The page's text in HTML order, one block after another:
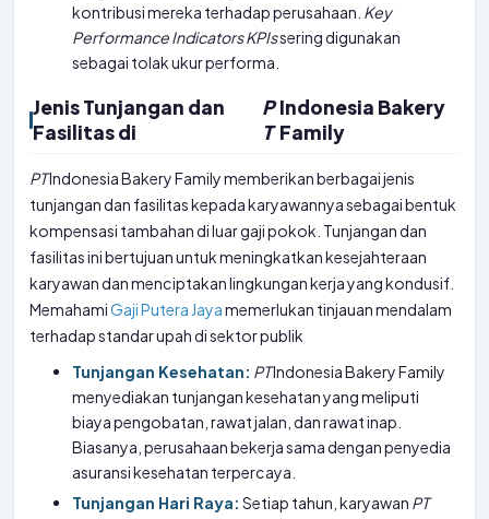
kontribusi mereka terhadap perusahaan. Key
Performance IndicatorsKPIssering digunakan
sebagai tolak ukur performa.
Jenis Tunjangan dan
Fasilitas di
P
T
Indonesia Bakery
Family
PTIndonesia Bakery Family memberikan berbagai jenis
tunjangan dan fasilitas kepada karyawannya sebagai bentuk
kompensasi tambahan di luar gaji pokok. Tunjangan dan
fasilitas ini bertujuan untuk meningkatkan kesejahteraan
karyawan dan menciptakan lingkungan kerja yang kondusif.
MemahamiGaji Putera Jayamemerlukan tinjauan mendalam
terhadap standar upah di sektor publik
Tunjangan Kesehatan: PTIndonesia Bakery Family
menyediakan tunjangan kesehatan yang meliputi
biaya pengobatan, rawat jalan, dan rawat inap.
Biasanya, perusahaan bekerja sama dengan penyedia
asuransi kesehatan terpercaya.
Tunjangan Hari Raya: Setiap tahun, karyawan PT